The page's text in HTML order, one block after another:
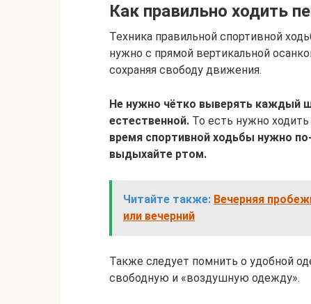
Как правильно ходить
Техника правильной спортивной
нужно с прямой вертикальной
сохраняя свободу движения.
Не нужно чётко выверять каждый
естественной. То есть нужно
время спортивной ходьбы нужно
выдыхайте ртом.
Читайте также: Вечерняя
или вечерний
Также следует помнить о удобной
свободную и «воздушную одежду».